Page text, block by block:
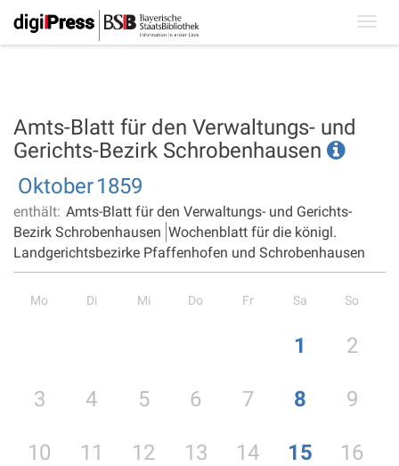
Amts-Blatt für den Verwaltungs- und
Gerichts-Bezirk Schrobenhausen
Oktober1859
enthält: Amts-Blatt für den Verwaltungs- und Gerichts-
Bezirk Schrobenhausen Wochenblatt für die königl.
Landgerichtsbezirke Pfaffenhofen und Schrobenhausen
Mo Di Mi Do Fr Sa So
1 2
3 4 5 6 7 8 9
10 11 12 13 14 15 16